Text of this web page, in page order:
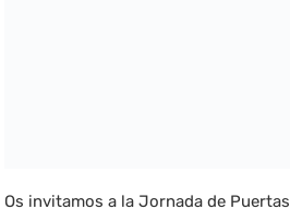
Os invitamos a la Jornada de